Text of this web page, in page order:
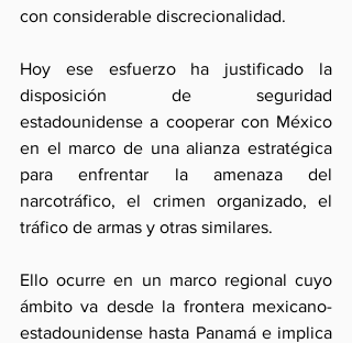
con considerable discrecionalidad.
Hoy ese esfuerzo ha justificado la
disposición de seguridad
estadounidense a cooperar con México
en el marco de una alianza estratégica
para enfrentar la amenaza del
narcotráfico, el crimen organizado, el
tráfico de armas y otras similares.
Ello ocurre en un marco regional cuyo
ámbito va desde la frontera mexicano-
estadounidense hasta Panamá e implica